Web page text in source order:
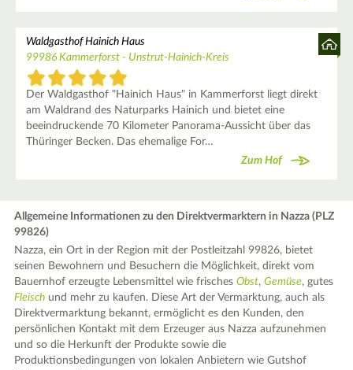
Waldgasthof Hainich Haus
99986 Kammerforst - Unstrut-Hainich-Kreis
Der Waldgasthof "Hainich Haus" in Kammerforst liegt direkt
am Waldrand des Naturparks Hainich und bietet eine
beeindruckende 70 Kilometer Panorama-Aussicht über das
Thüringer Becken. Das ehemalige For…
Zum Hof
Allgemeine Informationen zu den Direktvermarktern in Nazza (PLZ
99826)
Nazza, ein Ort in der Region mit der Postleitzahl 99826, bietet
seinen Bewohnern und Besuchern die Möglichkeit, direkt vom
Bauernhof erzeugte Lebensmittel wie frischesObst,Gemüse, gutes
Fleisch und mehr zu kaufen. Diese Art der Vermarktung, auch als
Direktvermarktung bekannt, ermöglicht es den Kunden, den
persönlichen Kontakt mit dem Erzeuger aus Nazza aufzunehmen
und so die Herkunft der Produkte sowie die
Produktionsbedingungen von lokalen Anbietern wie Gutshof